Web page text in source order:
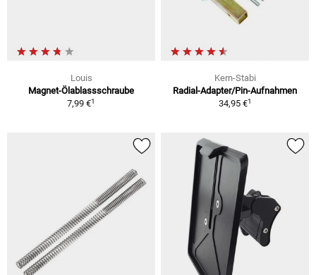
Louis
Magnet-Ölablassschraube
7,99 €1
Kern-Stabi
Radial-Adapter/Pin-Aufnahmen
34,95 €1